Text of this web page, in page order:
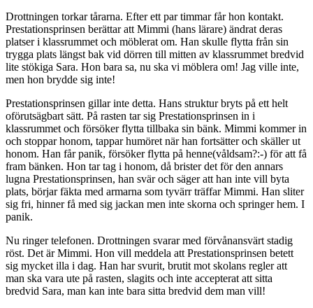
Drottningen torkar tårarna. Efter ett par timmar får hon kontakt.
Prestationsprinsen berättar att Mimmi (hans lärare) ändrat deras
platser i klassrummet och möblerat om. Han skulle flytta från sin
trygga plats längst bak vid dörren till mitten av klassrummet bredvid
lite stökiga Sara. Hon bara sa, nu ska vi möblera om! Jag ville inte,
men hon brydde sig inte!
Prestationsprinsen gillar inte detta. Hans struktur bryts på ett helt
oförutsägbart sätt. På rasten tar sig Prestationsprinsen in i
klassrummet och försöker flytta tillbaka sin bänk. Mimmi kommer in
och stoppar honom, tappar humöret när han fortsätter och skäller ut
honom. Han får panik, försöker flytta på henne(våldsam?:-) för att få
fram bänken. Hon tar tag i honom, då brister det för den annars
lugna Prestationsprinsen, han svär och säger att han inte vill byta
plats, börjar fäkta med armarna som tyvärr träffar Mimmi. Han sliter
sig fri, hinner få med sig jackan men inte skorna och springer hem. I
panik.
Nu ringer telefonen. Drottningen svarar med förvånansvärt stadig
röst. Det är Mimmi. Hon vill meddela att Prestationsprinsen betett
sig mycket illa i dag. Han har svurit, brutit mot skolans regler att
man ska vara ute på rasten, slagits och inte accepterat att sitta
bredvid Sara, man kan inte bara sitta bredvid dem man vill!